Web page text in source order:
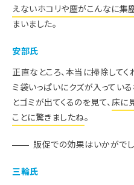
えないホコリや塵がこんなに集
まいました。
安部氏
正直なところ、本当に掃除してく
ミ袋いっぱいにクズが入ってい
とゴミが出てくるのを見て、 床に
ことに驚きましたね。
販促での効果はいかがでし
三輪氏